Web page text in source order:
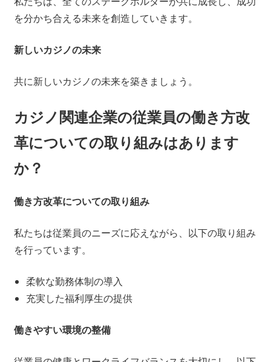
を分かち合える未来を創造していきます。
新しいカジノの未来
共に新しいカジノの未来を築きましょう。
カジノ関連企業の従業員の働き方改
革についての取り組みはあります
か？
働き方改革についての取り組み
私たちは従業員のニーズに応えながら、以下の取り組み
を行っています。
柔軟な勤務体制の導入
充実した福利厚生の提供
働きやすい環境の整備